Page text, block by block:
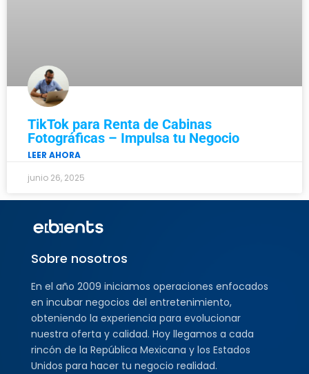
TikTok para Renta de Cabinas
Fotográficas – Impulsa tu Negocio
LEER AHORA
junio 26, 2025
Sobre nosotros
En el año 2009 iniciamos operaciones enfocados
en incubar negocios del entretenimiento,
obteniendo la experiencia para evolucionar
nuestra oferta y calidad. Hoy llegamos a cada
rincón de la República Mexicana y los Estados
Unidos para hacer tu negocio realidad.